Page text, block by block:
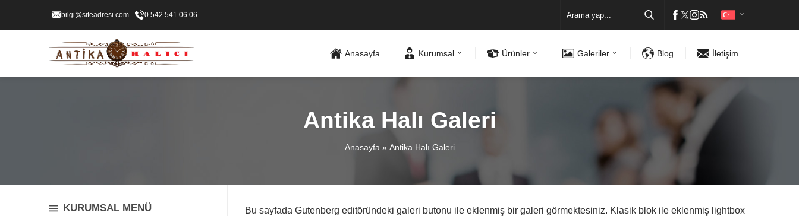
bilgi@siteadresi.com 0 542 541 06 06
Anasayfa Kurumsal Ürünler Galeriler Blog İletişim
Antika Halı Galeri
Anasayfa » Antika Halı Galeri
Bu sayfada Gutenberg editöründeki galeri butonu ile eklenmiş bir galeri görmektesiniz. Klasik blok ile eklenmiş lightbox
KURUMSAL MENÜ